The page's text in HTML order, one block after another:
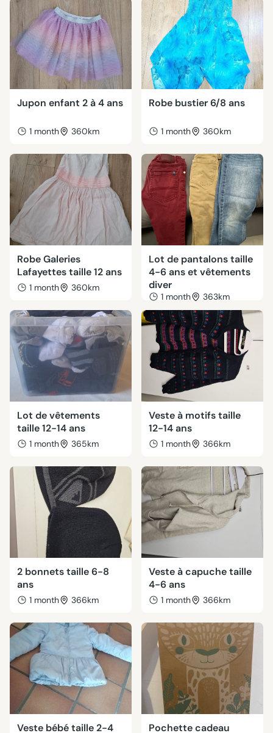
Jupon enfant 2 à 4 ans
1 month 360km
Robe bustier 6/8 ans
1 month 360km
Robe Galeries
Lafayettes taille 12 ans
1 month 360km
Lot de pantalons taille
4-6 ans et vêtements
diver
1 month 363km
Lot de vêtements
taille 12-14 ans
1 month 365km
Veste à motifs taille
12-14 ans
1 month 366km
2 bonnets taille 6-8
ans
1 month 366km
Veste à capuche taille
4-6 ans
1 month 366km
Veste bébé taille 2-4
Pochette cadeau